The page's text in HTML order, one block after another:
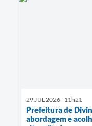
29 JUL 2026 - 11h21
Prefeitura de
abordagem e